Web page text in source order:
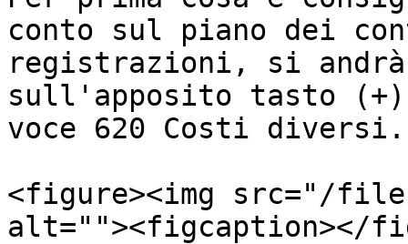
conto sul piano dei
registrazioni, si
sull'apposito tasto (+)
voce 620 Costi diversi.
<figure><img src="/
alt=""><figcaption></